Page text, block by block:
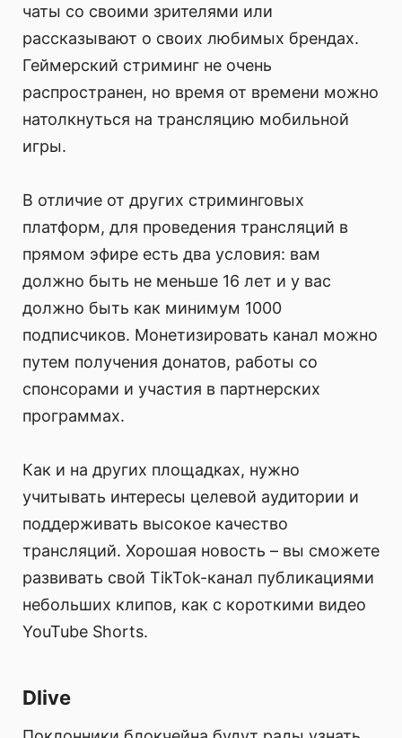
чаты со своими зрителями или
рассказывают о своих любимых брендах.
Геймерский стриминг не очень
распространен, но время от времени можно
натолкнуться на трансляцию мобильной
игры.
В отличие от других стриминговых
платформ, для проведения трансляций в
прямом эфире есть два условия: вам
должно быть не меньше 16 лет и у вас
должно быть как минимум 1000
подписчиков. Монетизировать канал можно
путем получения донатов, работы со
спонсорами и участия в партнерских
программах.
Как и на других площадках, нужно
учитывать интересы целевой аудитории и
поддерживать высокое качество
трансляций. Хорошая новость – вы сможете
развивать свой TikTok-канал публикациями
небольших клипов, как с короткими видео
YouTube Shorts.
Dlive